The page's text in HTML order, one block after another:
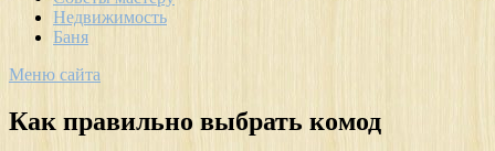
Недвижимость
Баня
Меню сайта
Как правильно выбрать комод